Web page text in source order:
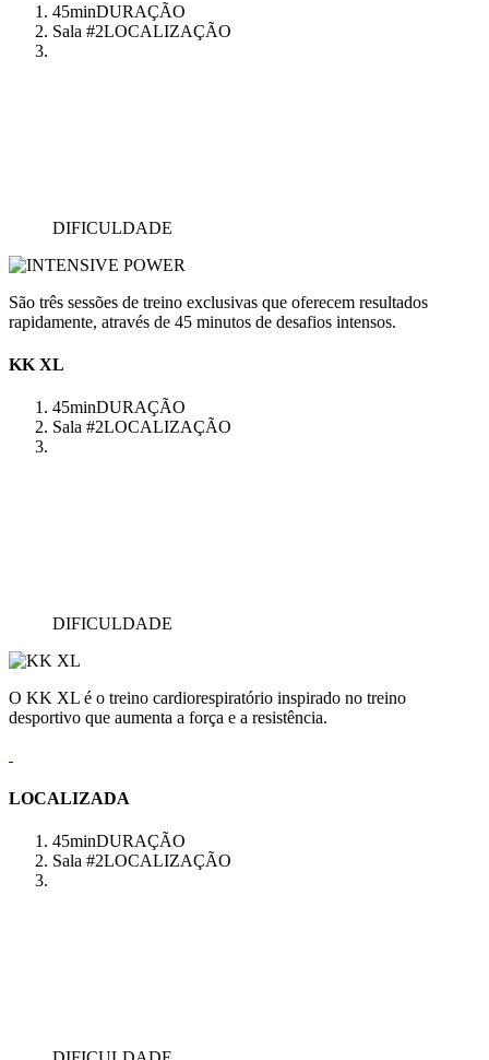
45minDURAÇÃO
Sala #2LOCALIZAÇÃO
DIFICULDADE
São três sessões de treino exclusivas que oferecem resultados
rapidamente, através de 45 minutos de desafios intensos.
KK XL
45minDURAÇÃO
Sala #2LOCALIZAÇÃO
DIFICULDADE
O KK XL é o treino cardiorespiratório inspirado no treino
desportivo que aumenta a força e a resistência.
LOCALIZADA
45minDURAÇÃO
Sala #2LOCALIZAÇÃO